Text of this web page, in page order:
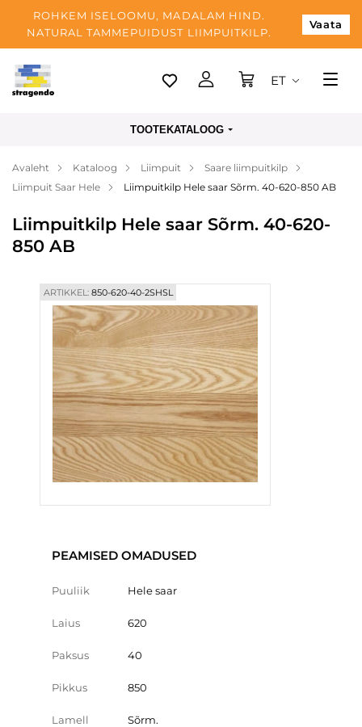
ROHKEM ISELOOMU, MADALAM HIND.
NATURAL TAMMEPUIDUST LIIMPUITKILP.
Vaata
Tallinn
Makse
Blogi
ET
TOOTEKATALOOG
Avaleht Kataloog Liimpuit
Saare liimpuitkilp
Liimpuit Saar Hele
Liimpuitkilp Hele saar Sõrm. 40-620-850 AB
Liimpuitkilp Hele saar Sõrm. 40-620-
850 AB
ARTIKKEL:850-620-40-2SHSL
PEAMISED OMADUSED
Puuliik Hele saar
Laius 620
Paksus 40
Pikkus 850
Lamell Sõrm.